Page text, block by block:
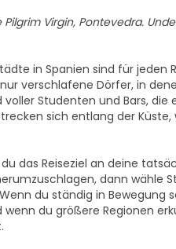
in Spanien sind für jeden
verschlafene Dörfer, in
voller Studenten und Bars,
sich entlang der
das Reiseziel an deine
dann wähle
du ständig in Bewegung
wenn du größere Regionen